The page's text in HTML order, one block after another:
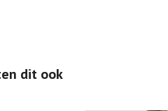
dit ook